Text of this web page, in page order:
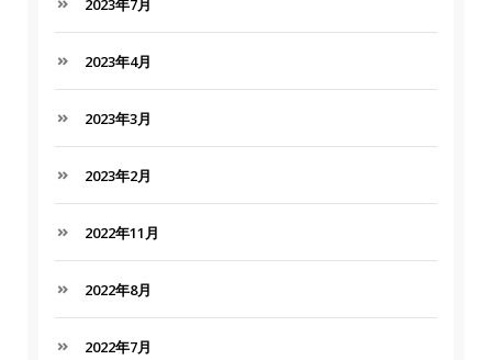
2023年7月
2023年4月
2023年3月
2023年2月
2022年11月
2022年8月
2022年7月